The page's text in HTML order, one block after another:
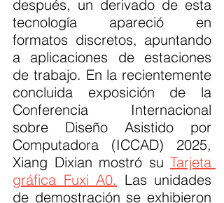
después, un derivado de esta
tecnología apareció en
formatos discretos, apuntando
a aplicaciones de estaciones
de trabajo. En la recientemente
concluida exposición de la
Conferencia Internacional
sobre Diseño Asistido por
Computadora (ICCAD) 2025,
Xiang Dixian mostró su Tarjeta
gráfica Fuxi A0. Las unidades
de demostración se exhibieron